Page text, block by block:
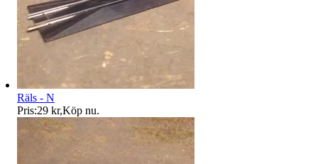
Räls - N
Pris:29 kr,Köp nu.